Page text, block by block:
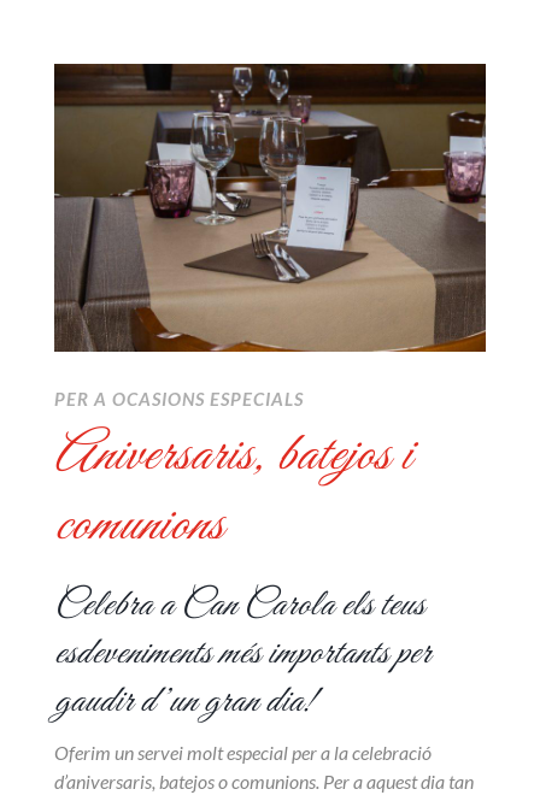
PER A OCASIONS ESPECIALS
Aniversaris, batejos i
comunions
Celebra a Can Carola els teus
esdeveniments més importants per
gaudir d’un gran dia!
Oferim un servei molt especial per a la celebració
d’aniversaris, batejos o comunions. Per a aquest dia tan